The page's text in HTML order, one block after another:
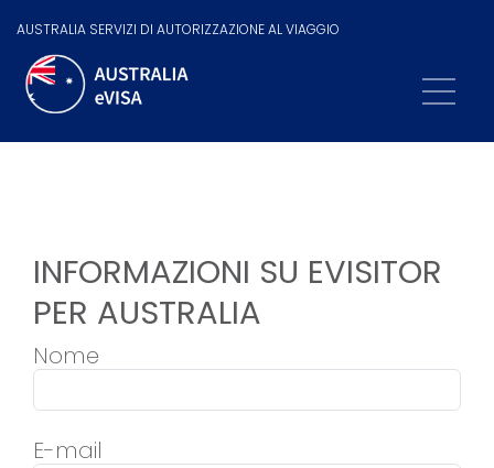
AUSTRALIA SERVIZI DI AUTORIZZAZIONE AL VIAGGIO
INFORMAZIONI SU EVISITOR
PER AUSTRALIA
Nome
E-mail